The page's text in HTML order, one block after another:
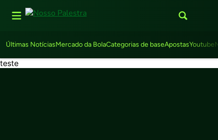
Últimas NotíciasMercado da BolaCategorias de baseApostasYoutube
teste